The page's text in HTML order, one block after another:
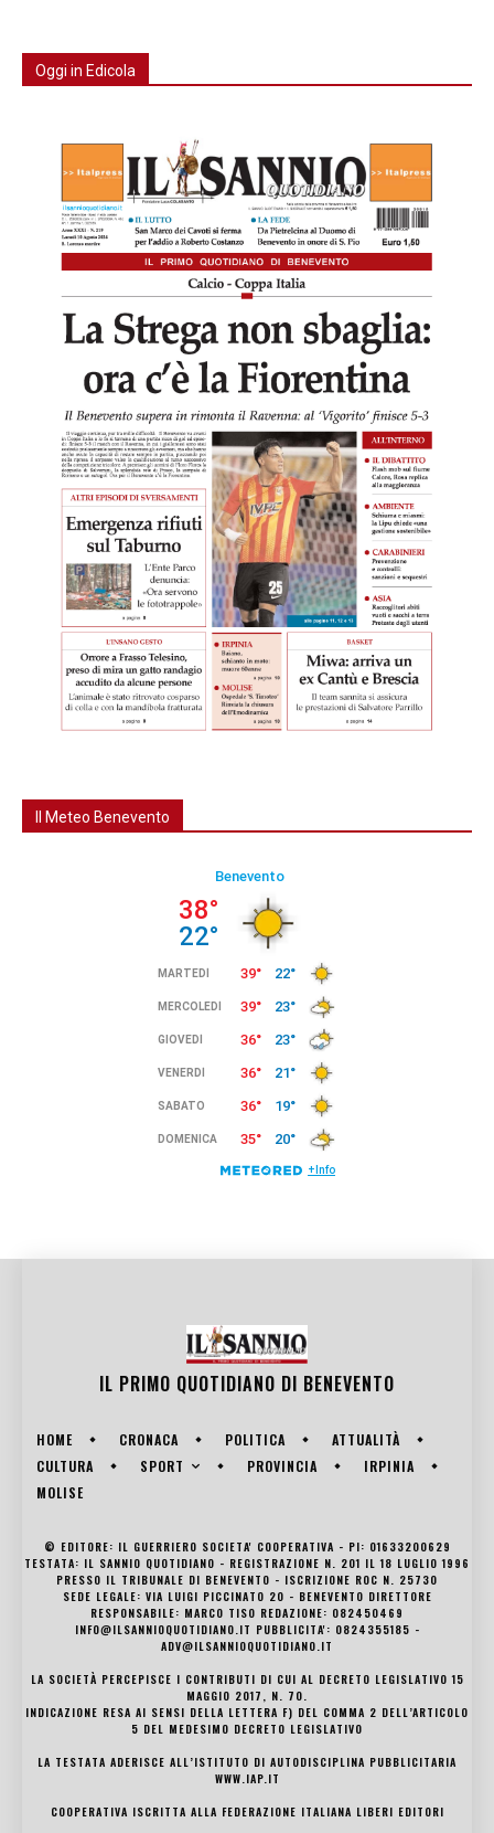
Oggi in Edicola
Il Meteo Benevento
IL PRIMO QUOTIDIANO DI BENEVENTO
HOME CRONACA POLITICA
ATTUALITÀ
CULTURA
SPORT PROVINCIA
IRPINIA
MOLISE
© EDITORE: IL GUERRIERO SOCIETA' COOPERATIVA - PI: 01633200629
TESTATA: IL SANNIO QUOTIDIANO - REGISTRAZIONE N. 201 IL 18 LUGLIO 1996
PRESSO IL TRIBUNALE DI BENEVENTO - ISCRIZIONE ROC N. 25730
SEDE LEGALE: VIA LUIGI PICCINATO 20 - BENEVENTO DIRETTORE
RESPONSABILE: MARCO TISO REDAZIONE: 082450469
INFO@ILSANNIOQUOTIDIANO.IT PUBBLICITA': 0824355185 -
ADV@ILSANNIOQUOTIDIANO.IT
LA SOCIETÀ PERCEPISCE I CONTRIBUTI DI CUI AL DECRETO LEGISLATIVO 15
MAGGIO 2017, N. 70.
INDICAZIONE RESA AI SENSI DELLA LETTERA F) DEL COMMA 2 DELL’ARTICOLO
5 DEL MEDESIMO DECRETO LEGISLATIVO
LA TESTATA ADERISCE ALL’ISTITUTO DI AUTODISCIPLINA PUBBLICITARIA
WWW.IAP.IT
COOPERATIVA ISCRITTA ALLA FEDERAZIONE ITALIANA LIBERI EDITORI